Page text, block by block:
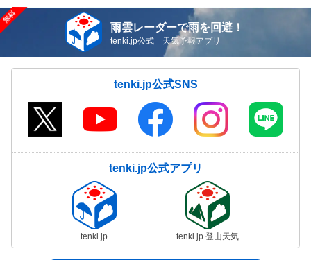
雨雲レーダーで雨を回避！
tenki.jp公式 天気予報アプリ
tenki.jp公式SNS
tenki.jp公式アプリ
tenki.jp tenki.jp 登山天気